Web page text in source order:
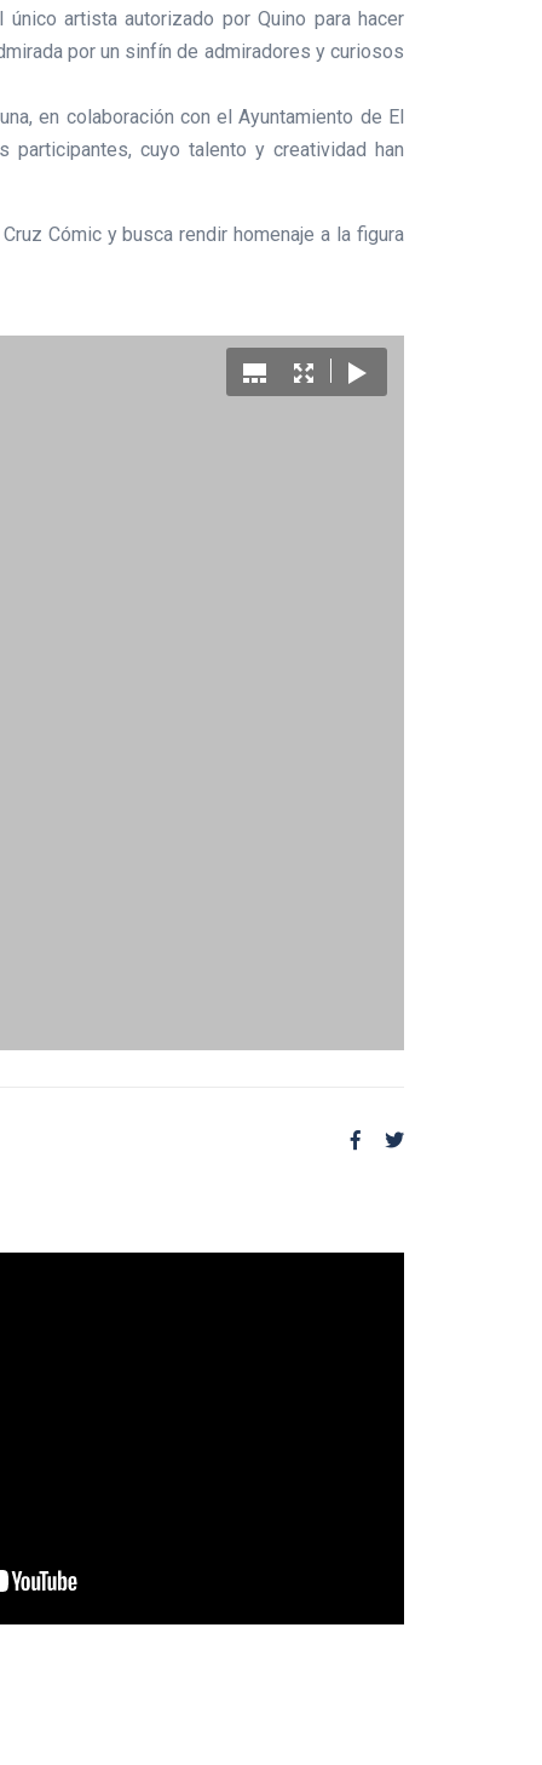
artista autorizado por Quino para hacer
por un sinfín de admiradores y curiosos
en colaboración con el Ayuntamiento de El
cuyo talento y creatividad han
Cómic y busca rendir homenaje a la figura